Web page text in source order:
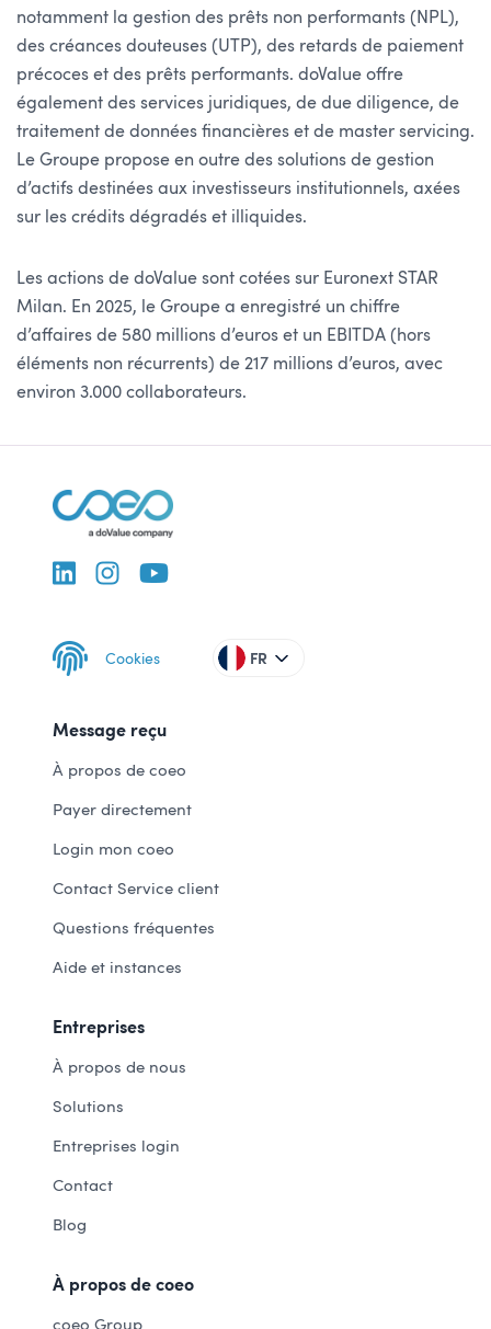
notamment la gestion des prêts non performants (NPL),
des créances douteuses (UTP), des retards de paiement
précoces et des prêts performants. doValue offre
également des services juridiques, de due diligence, de
traitement de données financières et de master servicing.
Le Groupe propose en outre des solutions de gestion
d’actifs destinées aux investisseurs institutionnels, axées
sur les crédits dégradés et illiquides.
Les actions de doValue sont cotées sur Euronext STAR
Milan. En 2025, le Groupe a enregistré un chiffre
d’affaires de 580 millions d’euros et un EBITDA (hors
éléments non récurrents) de 217 millions d’euros, avec
environ 3.000 collaborateurs.
Cookies FR
Message reçu
À propos de coeo
Payer directement
Login mon coeo
Contact Service client
Questions fréquentes
Aide et instances
Entreprises
À propos de nous
Solutions
Entreprises login
Contact
Blog
À propos de coeo
coeo Group